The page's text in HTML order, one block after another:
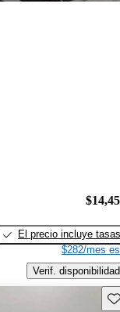
El precio incluye tasas
$282/mes
Verif. disponibilidad